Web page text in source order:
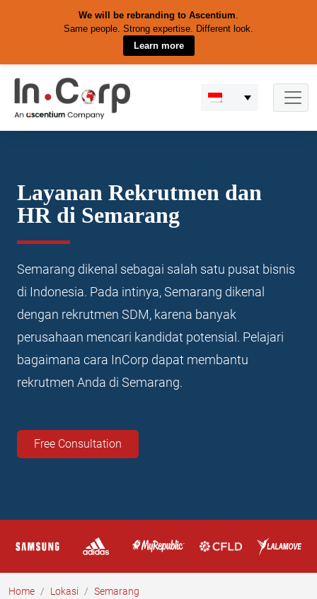
We will be rebranding to Ascentium.
Same people. Strong expertise. Different look.
Learn more
content
Layanan Rekrutmen dan
HR di Semarang
Semarang dikenal sebagai salah satu pusat bisnis
di Indonesia. Pada intinya, Semarang dikenal
dengan rekrutmen SDM, karena banyak
perusahaan mencari kandidat potensial. Pelajari
bagaimana cara InCorp dapat membantu
rekrutmen Anda di Semarang.
Free Consultation
Home Lokasi
Semarang